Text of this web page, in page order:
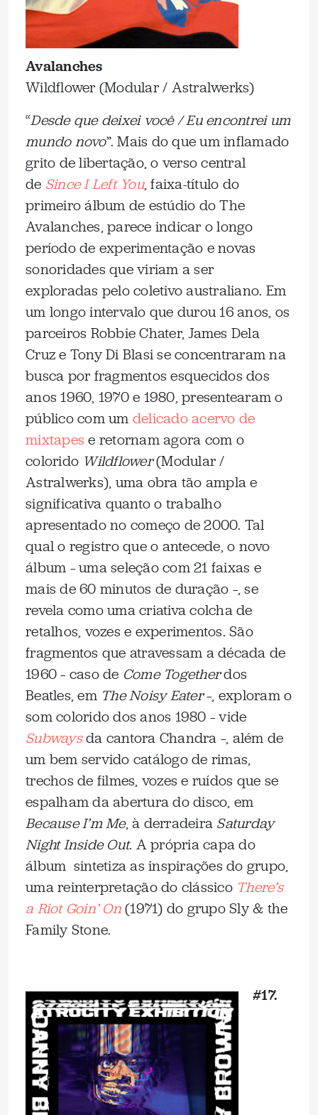
Avalanches
Wildflower (Modular / Astralwerks)
“Desde que deixei você / Eu encontrei um
mundo novo”. Mais do que um inflamado
grito de libertação, o verso central
de Since I Left You, faixa-título do
primeiro álbum de estúdio do The
Avalanches, parece indicar o longo
período de experimentação e novas
sonoridades que viriam a ser
exploradas pelo coletivo australiano. Em
um longo intervalo que durou 16 anos, os
parceiros Robbie Chater, James Dela
Cruz e Tony Di Blasi se concentraram na
busca por fragmentos esquecidos dos
anos 1960, 1970 e 1980, presentearam o
público com um delicado acervo de
mixtapes e retornam agora com o
colorido Wildflower(Modular /
Astralwerks), uma obra tão ampla e
significativa quanto o trabalho
apresentado no começo de 2000. Tal
qual o registro que o antecede, o novo
álbum – uma seleção com 21 faixas e
mais de 60 minutos de duração –, se
revela como uma criativa colcha de
retalhos, vozes e experimentos. São
fragmentos que atravessam a década de
1960 – caso de Come Togetherdos
Beatles, em The Noisy Eater–, exploram o
som colorido dos anos 1980 – vide
Subways da cantora Chandra –, além de
um bem servido catálogo de rimas,
trechos de filmes, vozes e ruídos que se
espalham da abertura do disco, em
Because I’m Me, à derradeira Saturday
Night Inside Out. A própria capa do
álbum sintetiza as inspirações do grupo,
uma reinterpretação do clássico There’s
a Riot Goin’ On(1971) do grupo Sly & the
Family Stone.
#17.